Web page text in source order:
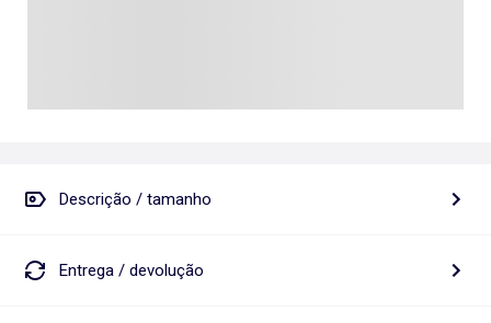
Descrição / tamanho
Entrega / devolução